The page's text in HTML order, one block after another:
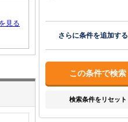
見る
さらに条件を追加する
検索条件をリセット